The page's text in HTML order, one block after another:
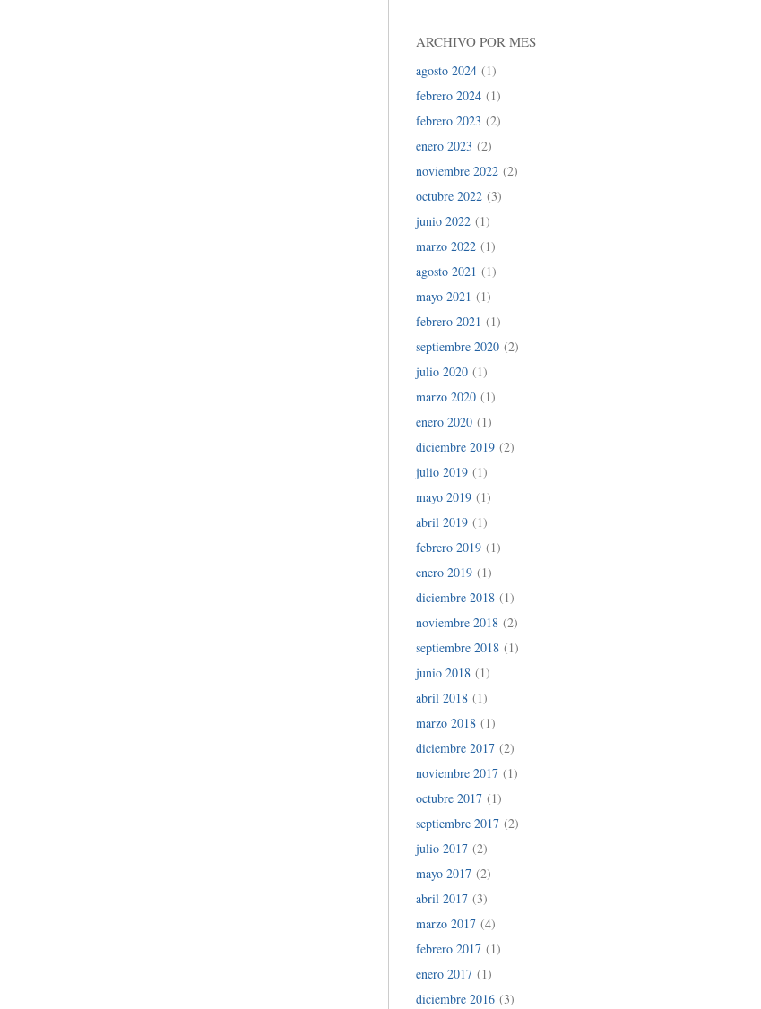
ARCHIVO POR MES
agosto 2024(1)
febrero 2024(1)
febrero 2023 (2)
enero 2023 (2)
noviembre 2022(2)
octubre 2022(3)
junio 2022(1)
marzo 2022(1)
agosto 2021 (1)
mayo 2021 (1)
febrero 2021 (1)
septiembre 2020(2)
julio 2020(1)
marzo 2020(1)
enero 2020(1)
diciembre 2019(2)
julio 2019(1)
mayo 2019(1)
abril 2019(1)
febrero 2019(1)
enero 2019(1)
diciembre 2018(1)
noviembre 2018(2)
septiembre 2018(1)
junio 2018(1)
abril 2018(1)
marzo 2018(1)
diciembre 2017(2)
noviembre 2017(1)
octubre 2017(1)
septiembre 2017(2)
julio 2017(2)
mayo 2017(2)
abril 2017(3)
marzo 2017(4)
febrero 2017(1)
enero 2017(1)
diciembre 2016(3)